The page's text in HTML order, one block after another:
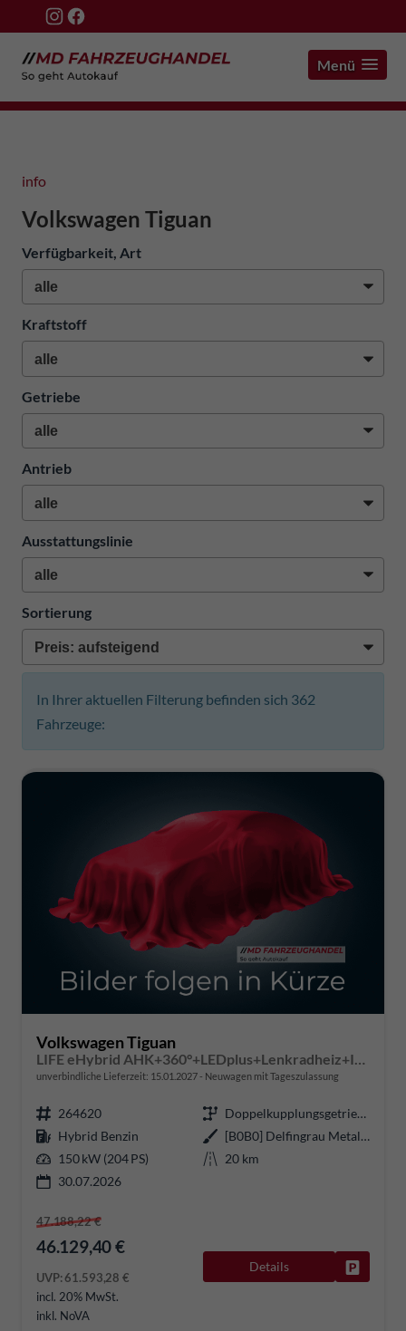
Menü
info
Volkswagen Tiguan
Verfügbarkeit, Art
Kraftstoff
Getriebe
Antrieb
Ausstattungslinie
Sortierung
In Ihrer aktuellen Filterung befinden sich 362
Fahrzeuge:
Volkswagen Tiguan
unverbindliche Lieferzeit: 15.01.2027 Neuwagen mit Tageszulassung
264620
Doppelkupplungsgetriebe (DSG)
Hybrid Benzin
[B0B0] Delfingrau Metallic
150 kW (204 PS)
20 km
30.07.2026
47.188,22 €
46.129,40 €
UVP:61.593,28 €
incl. 20% MwSt.
inkl. NoVA
Details